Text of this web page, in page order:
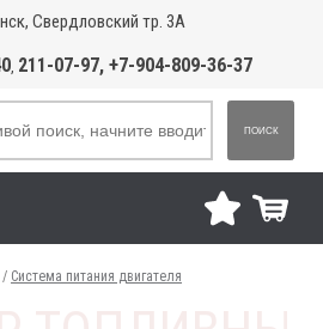
Свердловский тр. 3А
, 211-07-97, +7-904-809-36-37
ПОИСК
/ Система питания двигателя